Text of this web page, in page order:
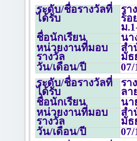
ระดับ/ชื่อรางวัลที่
ได้รับ
รา
ร้อ
ม.
ชื่อนักเรียน
นา
หน่วยงานที่มอบ
รางวัล
สำ
มัธ
วัน/เดือน/ปี
07/
ระดับ/ชื่อรางวัลที่
ได้รับ
รา
ลา
ชื่อนักเรียน
นา
หน่วยงานที่มอบ
รางวัล
สำ
มัธ
วัน/เดือน/ปี
07/